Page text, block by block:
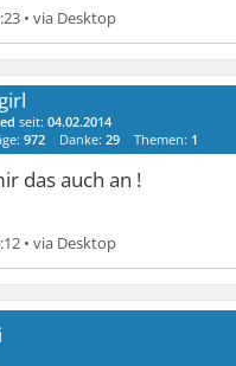
•
seit:04.02.2014
972 Danke:29 Themen: 1
das auch an !
•